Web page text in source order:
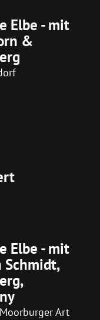
Elbe - mit
&
Elbe - mit
Moorburger Art